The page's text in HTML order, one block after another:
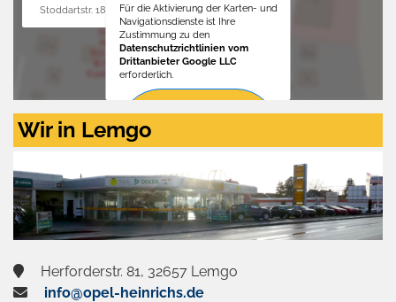
Stoddartstr. 18, 32758 DetmoldFür die Aktivierung der Karten- und
Navigationsdienste ist Ihre
Zustimmung zu den
Datenschutzrichtlinien vom
Drittanbieter Google LLC
erforderlich.
Zustimmen
aktivieren
Wir in Lemgo
Herforderstr. 81, 32657 Lemgo
info@opel-heinrichs.de